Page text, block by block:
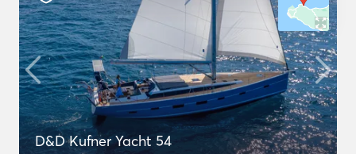
D&D Kufner Yacht 54